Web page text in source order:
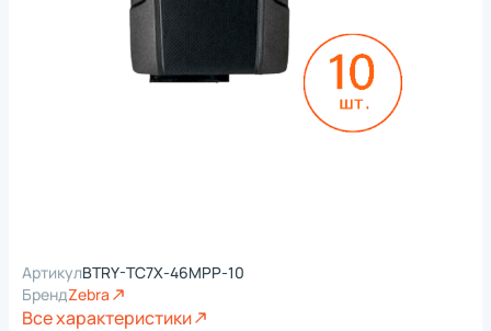
АртикулBTRY-TC7X-46MPP-10
БрендZebra
Все характеристики